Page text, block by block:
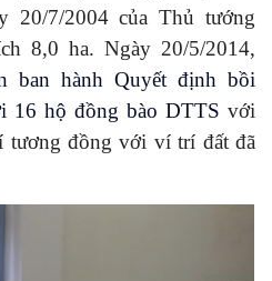
20/7/2004của Thủ tướng
8,0 ha. Ngày 20/5/2014,
ban hành Quyết định bồi
16 hộ đồng bào DTTS với
tương đồng với ví trí đất đã